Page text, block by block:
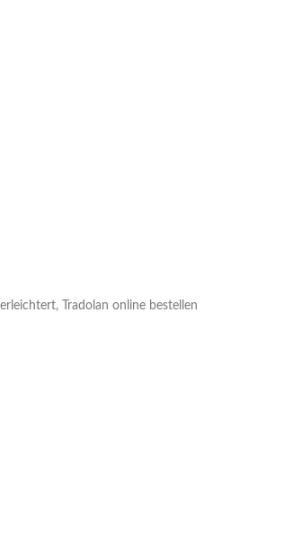
Tradolan online bestellen